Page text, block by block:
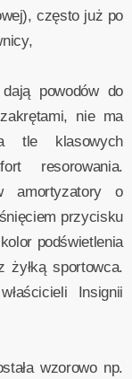
często już po
powodów do
nie ma
tle klasowych
resorowania.
amortyzatory o
przycisku
podświetlenia
żyłką sportowca.
Insignii
wzorowo np.